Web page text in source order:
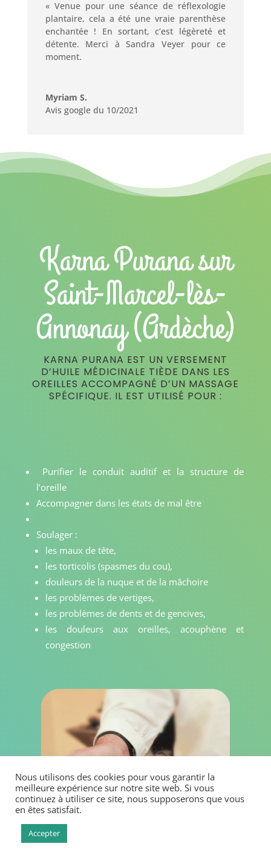
« Venue pour une séance de réflexologie
plantaire, cela a été une vraie parenthèse
enchantée ! En sortant, c’est légèreté et
détente. Merci à Sandra Veyer pour ce
moment.
Myriam S.
Avis google du 10/2021
Karna Purana sur
Saint-Marcel-lès-
Annonay (Ardèche)
KARNA PURANA EST UN VERSEMENT
D’HUILE MÉDICINALE TIÈDE DANS LES
OREILLES ACCOMPAGNÉ D’UN MASSAGE
SPÉCIFIQUE. IL EST UTILISÉ POUR :
Purifier le conduit auditif et la structure de
l’oreille
Accompagner dans les états de mal être
Soulager :
les maux de tête,
les torticolis (spasmes du cou),
douleurs de la nuque et de la mâchoire
les problèmes de vertiges,
les problèmes de dents et de gencives,
les douleurs aux oreilles, acouphène et
congestion
Nous utilisons des cookies pour vous garantir la
meilleure expérience sur notre site web. Si vous
continuez à utiliser ce site, nous supposerons que vous
en êtes satisfait.
Accepter